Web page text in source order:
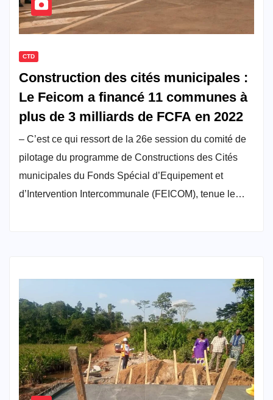
CTD
Construction des cités municipales :
Le Feicom a financé 11 communes à
plus de 3 milliards de FCFA en 2022
– C’est ce qui ressort de la 26e session du comité de
pilotage du programme de Constructions des Cités
municipales du Fonds Spécial d’Equipement et
d’Intervention Intercommunale (FEICOM), tenue le…